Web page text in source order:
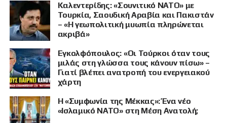
Καλεντερίδης: «Σουνιτικό ΝΑΤΟ» με
Τουρκία, Σαουδική Αραβία και Πακιστάν
– «Η γεωπολιτική μυωπία πληρώνεται
ακριβά»
Εγκολφόπουλος: «Οι Τούρκοι όταν τους
μιλάς στη γλώσσα τους κάνουν πίσω» –
Γιατί βλέπει ανατροπή του ενεργειακού
χάρτη
Η «Συμφωνία της Μέκκας»: Ένα νέο
«Ισλαμικό ΝΑΤΟ» στη Μέση Ανατολή;